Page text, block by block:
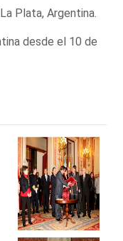
Plata, Argentina.
desde el 10 de